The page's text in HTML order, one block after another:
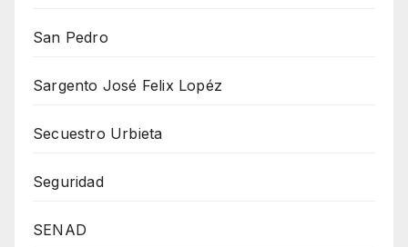
San Pedro
Sargento José Felix Lopéz
Secuestro Urbieta
Seguridad
SENAD